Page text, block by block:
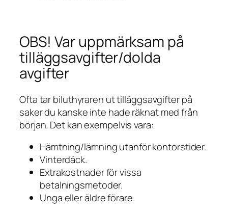
OBS! Var uppmärksam på
tilläggsavgifter/dolda
avgifter
Ofta tar biluthyraren ut tilläggsavgifter på
saker du kanske inte hade räknat med från
början. Det kan exempelvis vara:
Hämtning/lämning utanför kontorstider.
Vinterdäck.
Extrakostnader för vissa
betalningsmetoder.
Unga eller äldre förare.